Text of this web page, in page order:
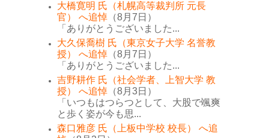
大橋寛明 氏（札幌高等裁判所 元長
官） へ追悼 （8月7日）
「ありがとうございました...
大久保喬樹 氏（東京女子大学 名誉教
授） へ追悼 （8月7日）
「ありがとうございました...
吉野耕作 氏（社会学者、上智大学 教
授） へ追悼 （8月3日）
「いつもはつらつとして、大股で颯爽
と歩く姿が今も思...
森口雅彦 氏（上板中学校 校長） へ追